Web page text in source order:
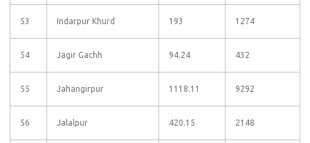
53 Indarpur Khurd 193 1274
54 Jagir Gachh 94.24 432
55 Jahangirpur 1118.11 9292
56 Jalalpur 420.15 2148